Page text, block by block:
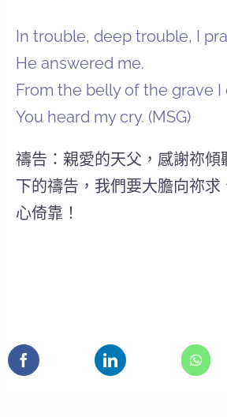
In trouble, deep trouble, I
He answered me.
From the belly of the grave I
You heard my cry. (MSG)
禱告：親愛的天父，感謝祢傾
下的禱告，我們要大膽向祢求
心倚靠！